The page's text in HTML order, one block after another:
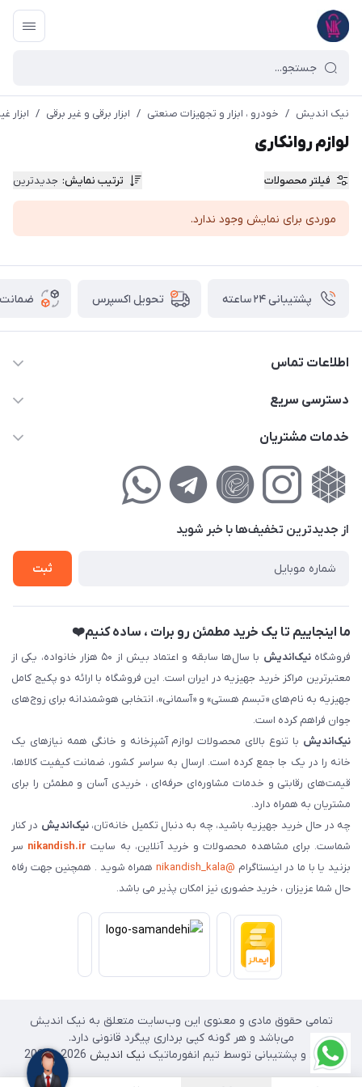
نیک اندیش / خودرو ، ابزار و تجهیزات صنعتی / ابزار برقی و غیر برقی / ابزار
لوازم روانکاری
فیلتر محصولات ترتیب نمایش: جدیدترین
موردی برای نمایش وجود ندارد.
پشتیبانی ۲۴ ساعته تحویل اکسپرس ضمانت
اطلاعات تماس
02177111474
کوچه گلریز 4 غربی ، پلاک 13
دسترسی سریع
حساب کاربری
لیست محصولات
خدمات مشتریان
راهنمای‌خرید‌آنلاین
حریم خصوصی
فروش‌اقساطی
از جدید‌ترین تخفیف‌ها با‌ خبر شوید
ثبت
ما اینجاییم تا یک خرید مطمئن رو برات ، ساده کنیم❤️
فروشگاهنیک‌اندیش
با سال‌ها سابقه و اعتماد بیش از ۵۰ هزار خانواده، یکی از
معتبرترین مراکز خرید جهیزیه در ایران است. این فروشگاه با ارائه دو پکیج کامل
جهیزیه به نام‌های «تبسم هستی» و «آسمانی»، انتخابی هوشمندانه برای زوج‌های
جوان فراهم کرده است.
نیک‌اندیش با تنوع بالای محصولات لوازم آشپزخانه و خانگی همه نیازهای یک
خانه را در یک جا جمع کرده است. ارسال به سراسر کشور، ضمانت کیفیت کالاها،
قیمت‌های رقابتی و خدمات مشاوره‌ای حرفه‌ای ، خریدی آسان و مطمئن را برای
مشتریان به همراه دارد.
چه در حال خرید جهیزیه باشید، چه به دنبال تکمیل خانه‌تان،نیک‌اندیش در کنار
شماست. برای مشاهده محصولات و خرید آنلاین، به سایت nikandish.ir سر
بزنید یا با ما در اینستاگرام @nikandish_kala
همراه شوید . همچنین جهت رفاه
حال شما عزیزان ، خرید حضوری نیز امکان پذیر می باشد.
تمامی حقوق مادی و معنوی این وب‌سایت متعلق به نیک اندیش
می‌باشد و هر گونه کپی برداری پیگرد قانونی دارد.
طراحی و پشتیبانی توسط تیم انفورماتیک نیک اندیش 2026 - 2025